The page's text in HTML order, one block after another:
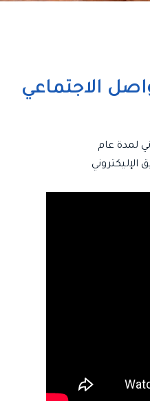
الاجتماعي
لمدة عام
الإليكتروني